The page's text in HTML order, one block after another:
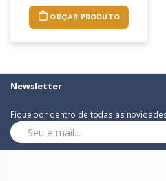
ORÇAR PRODUTO
Newsletter
Fique por dentro de todas as